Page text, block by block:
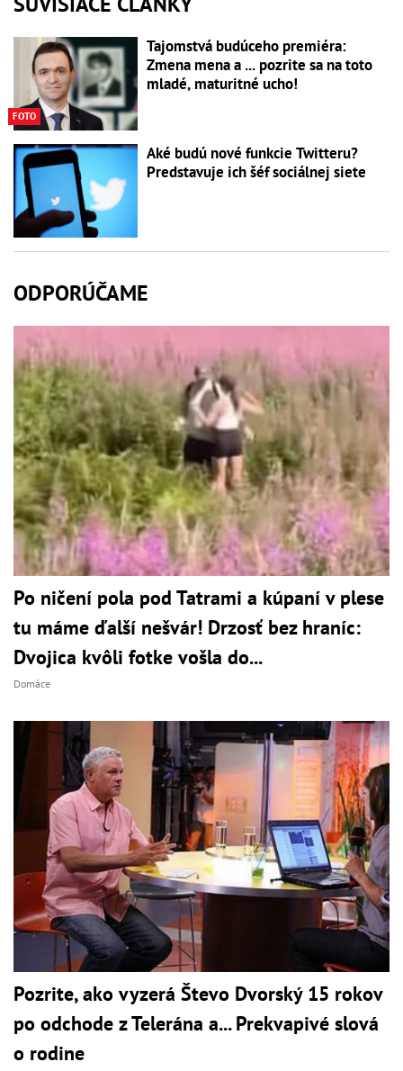
FOTO
Tajomstvá budúceho premiéra:
Zmena mena a ... pozrite sa na toto
mladé, maturitné ucho!
Aké budú nové funkcie Twitteru?
Predstavuje ich šéf sociálnej siete
ODPORÚČAME
Po ničení pola pod Tatrami a kúpaní v plese
tu máme ďalší nešvár! Drzosť bez hraníc:
Dvojica kvôli fotke vošla do...
Domáce
Pozrite, ako vyzerá Števo Dvorský 15 rokov
po odchode z Telerána a... Prekvapivé slová
o rodine